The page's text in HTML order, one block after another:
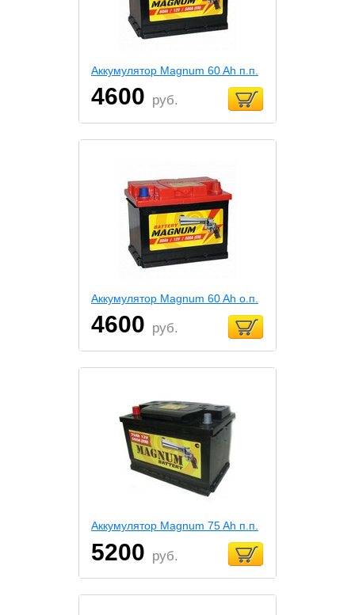
Аккумулятор Magnum 60 Ah п.п.
4600 руб.
Аккумулятор Magnum 60 Ah о.п.
4600 руб.
Аккумулятор Magnum 75 Ah п.п.
5200 руб.